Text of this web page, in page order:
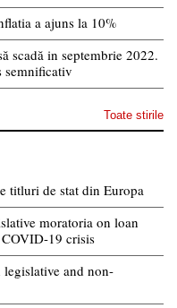
a ajuns la 10%
scadă in septembrie 2022.
semnificativ
Toate stirile
titluri de stat din Europa
moratoria on loan
19 crisis
and non-